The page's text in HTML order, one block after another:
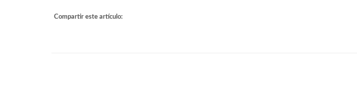
Compartir este artículo: